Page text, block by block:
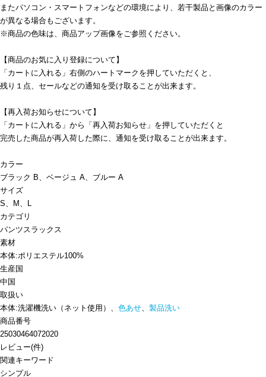
またパソコン・スマートフォンなどの環境により、若干製品と画像のカラー
が異なる場合もございます。
※商品の色味は、商品アップ画像をご参照ください。
【商品のお気に入り登録について】
「カートに入れる」右側のハートマークを押していただくと、
残り１点、セールなどの通知を受け取ることが出来ます。
【再入荷お知らせについて】
「カートに入れる」から「再入荷お知らせ」を押していただくと
完売した商品が再入荷した際に、通知を受け取ることが出来ます。
カラー
ブラック B、ベージュ A、ブルー A
サイズ
S、M、L
カテゴリ
パンツスラックス
素材
本体:ポリエステル100%
生産国
中国
取扱い
本体:洗濯機洗い（ネット使用）、 色あせ、 製品洗い
商品番号
25030464072020
レビュー(件)
関連キーワード
シンプル